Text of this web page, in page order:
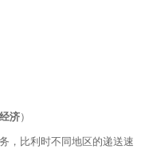
经济）
，比利时不同地区的递送速